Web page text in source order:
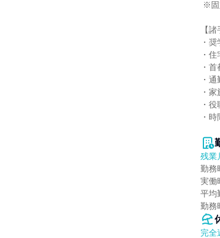
【諸
・
・
・
・
・
・
・
残業
勤務
実働
平均
勤務
完全